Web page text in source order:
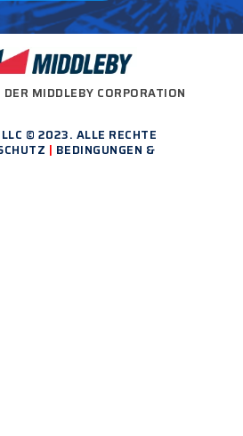
MIDDLEBY CORPORATION
© 2023. ALLE RECHTE
| BEDINGUNGEN &